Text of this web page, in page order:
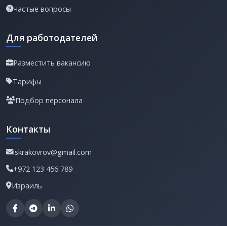
Частые вопросы
Для работодателей
Разместить вакансию
Тарифы
Подбор персонала
Контакты
iskrakovrov@gmail.com
+972 123 456 789
Израиль